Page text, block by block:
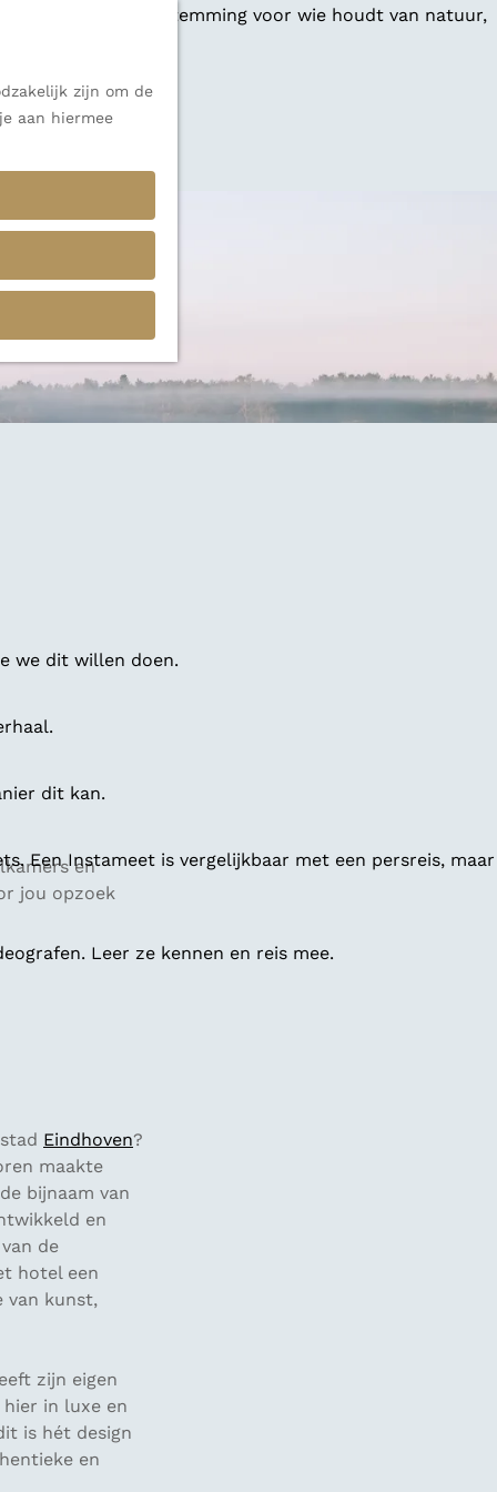
zijn om de
aan hiermee
veelzijdige bestemming voor wie houdt van natuur,
we dit willen doen.
dit kan.
Een Instameet is vergelijkbaar met een persreis, maar
Leer ze kennen en reis mee.
en
jou opzoek
Eindhoven?
maakte
bijnaam van
en
de
hotel een
van kunst,
zijn eigen
in luxe en
is hét design
en